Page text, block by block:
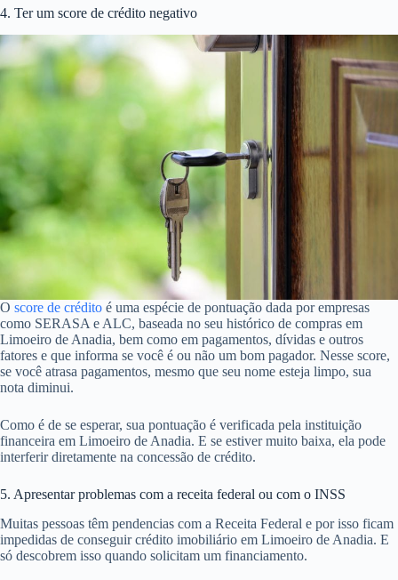
4. Ter um score de crédito negativo
O score de crédito é uma espécie de pontuação dada por empresas
como SERASA e ALC, baseada no seu histórico de compras em
Limoeiro de Anadia, bem como em pagamentos, dívidas e outros
fatores e que informa se você é ou não um bom pagador. Nesse score,
se você atrasa pagamentos, mesmo que seu nome esteja limpo, sua
nota diminui.
Como é de se esperar, sua pontuação é verificada pela instituição
financeira em Limoeiro de Anadia. E se estiver muito baixa, ela pode
interferir diretamente na concessão de crédito.
5. Apresentar problemas com a receita federal ou com o INSS
Muitas pessoas têm pendencias com a Receita Federal e por isso ficam
impedidas de conseguir crédito imobiliário em Limoeiro de Anadia. E
só descobrem isso quando solicitam um financiamento.